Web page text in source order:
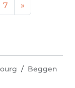
7 »
Beggen